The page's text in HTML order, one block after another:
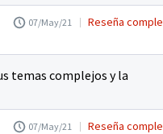
07/May/21 Reseña
temas complejos ​​y la
07/May/21 Reseña